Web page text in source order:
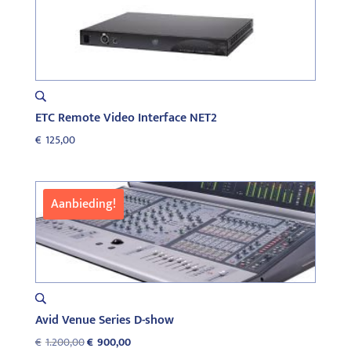
ETC Remote Video Interface NET2
€ 125,00
Aanbieding!
Avid Venue Series D-show
€ 1.200,00Oorspronkelijke
€ 900,00Huidige